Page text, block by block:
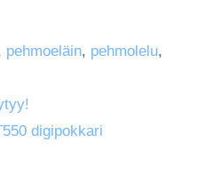
pehmoeläin, pehmolelu,
digipokkari